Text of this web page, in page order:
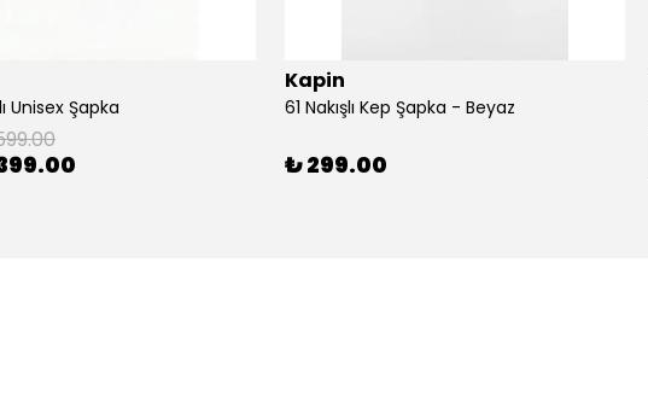
Unisex Şapka
Kapin
61 Nakışlı Kep Şapka - Beyaz
₺ 299.00